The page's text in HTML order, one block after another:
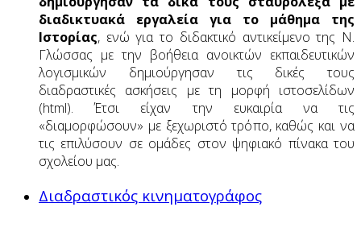
διαδικτυακά εργαλεία για το μάθημα της
Ιστορίας, ενώ για το διδακτικό αντικείμενο της Ν.
Γλώσσας με την βοήθεια ανοικτών εκπαιδευτικών
λογισμικών δημιούργησαν τις δικές τους
διαδραστικές ασκήσεις με τη μορφή ιστοσελίδων
(html). Έτσι είχαν την ευκαιρία να τις
«διαμορφώσουν» με ξεχωριστό τρόπο, καθώς και να
τις επιλύσουν σε ομάδες στον ψηφιακό πίνακα του
σχολείου μας.
Διαδραστικός κινηματογράφος